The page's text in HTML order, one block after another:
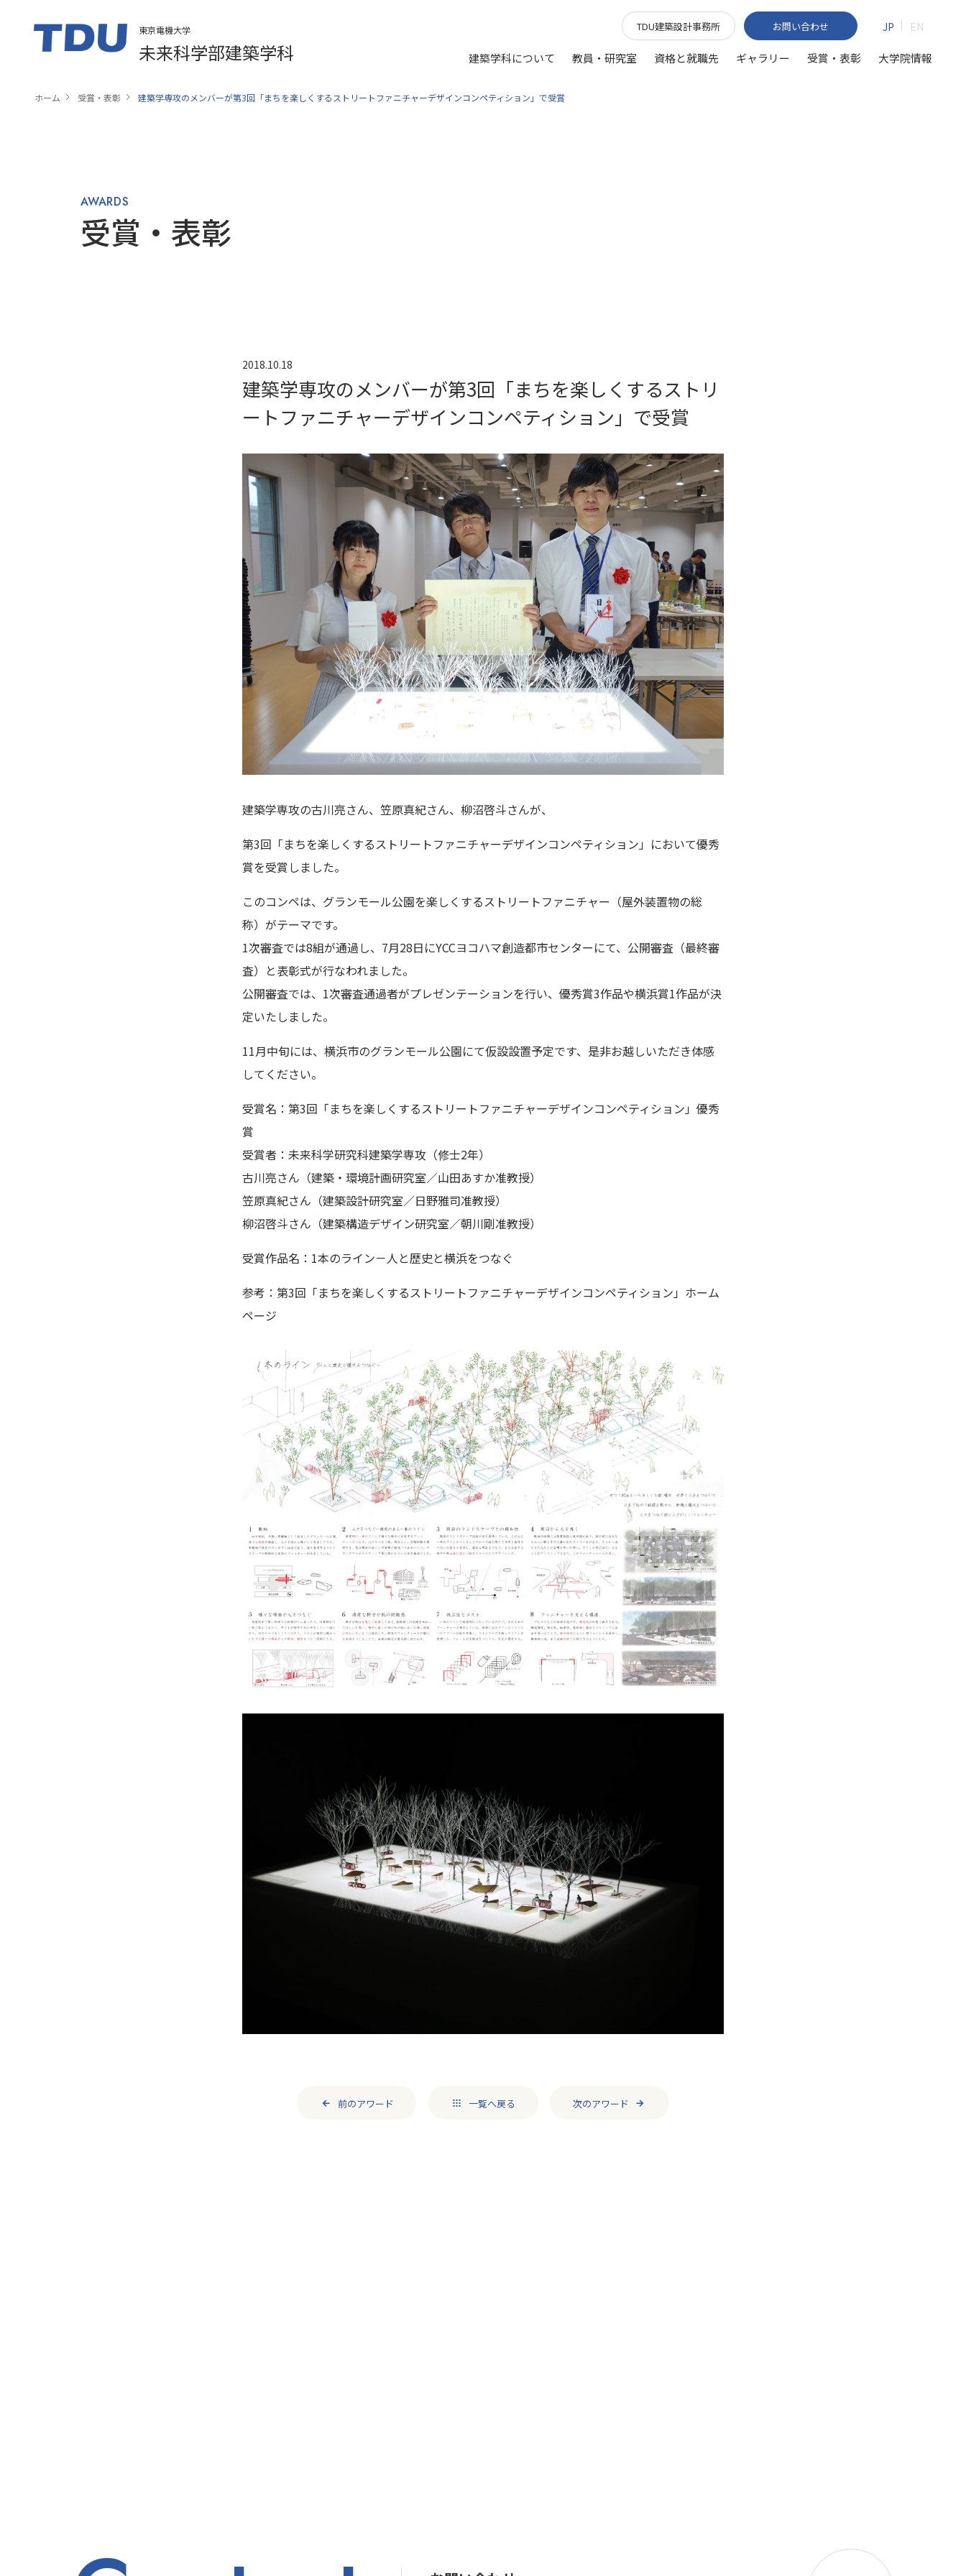
東京電機大学
未来科学部建築学科
TDU建築設計事務所 お問い合わせ JP EN
建築学科について 教員・研究室 資格と就職先 ギャラリー 受賞・表彰 大学院情報
ホーム 受賞・表彰 建築学専攻のメンバーが第3回「まちを楽しくするストリートファニチャーデザインコンペティション」で受賞
AWARDS
受賞・表彰​
2018.10.18
建築学専攻のメンバーが第3回「まちを楽しくするストリ
ートファニチャーデザインコンペティション」で受賞
建築学専攻の古川亮さん、笠原真紀さん、柳沼啓斗さんが、
第3回「まちを楽しくするストリートファニチャーデザインコンペティション」において優秀
賞を受賞しました。
このコンペは、グランモール公園を楽しくするストリートファニチャー（屋外装置物の総
称）がテーマです。
1次審査では8組が通過し、7月28日にYCCヨコハマ創造都市センターにて、公開審査（最終審
査）と表彰式が行なわれました。
公開審査では、1次審査通過者がプレゼンテーションを行い、優秀賞3作品や横浜賞1作品が決
定いたしました。
11月中旬には、横浜市のグランモール公園にて仮設設置予定です、是非お越しいただき体感
してください。
受賞名：第3回「まちを楽しくするストリートファニチャーデザインコンペティション」優秀
賞
受賞者：未来科学研究科建築学専攻（修士2年）
古川亮さん（建築・環境計画研究室／山田あすか准教授）
笠原真紀さん（建築設計研究室／日野雅司准教授）
柳沼啓斗さん（建築構造デザイン研究室／朝川剛准教授）
受賞作品名：1本のライン－人と歴史と横浜をつなぐ
参考： 第3回「まちを楽しくするストリートファニチャーデザインコンペティション」ホーム
ページ
前のアワード 一覧へ戻る​ 次のアワード